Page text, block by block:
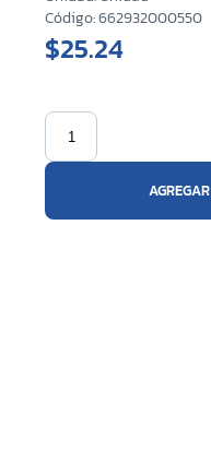
Código: 662932000550
$25.24
AGREGAR